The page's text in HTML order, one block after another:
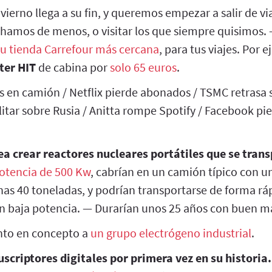
llega a su fin, y queremos empezar a salir de
de menos, o visitar los que siempre
tienda Carrefour más cercana, para tus viajes. Por
HIT de cabina porsolo 65 euros.
en camión / Netflix pierde abonados / TSMC retrasa
sobre Rusia / Anitta rompe Spotify / Facebook
crear reactores nucleares portátiles que se
de 500 Kw, cabrían en un camión típico con
40 toneladas, y podrían transportarse de forma
baja potencia. — Durarían unos 25 años con buen
en concepto a un grupo electrógeno industrial.
digitales por primera vez en su historia.